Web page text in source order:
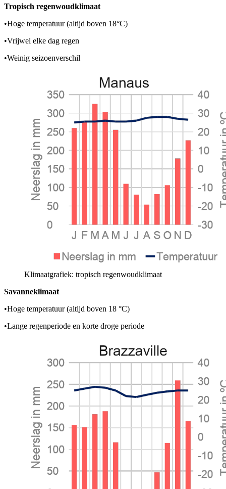
Tropisch regenwoudklimaat
•Hoge temperatuur (altijd boven 18°C)
•Vrijwel elke dag regen
•Weinig seizoenverschil
Klimaatgrafiek: tropisch regenwoudklimaat
Savanneklimaat
•Hoge temperatuur (altijd boven 18 °C)
•Lange regenperiode en korte droge periode